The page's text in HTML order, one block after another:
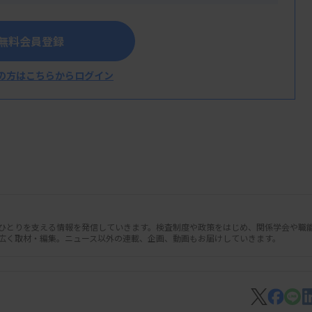
料会員登録
方はこちらからログイン
りを支える情報を発信していきます。検査制度や政策をはじめ、関係学会や職
取材・編集。ニュース以外の連載、企画、動画もお届けしていきます。